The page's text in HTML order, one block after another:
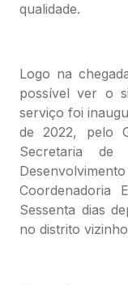
qualidade.
Logo na
possível ver o
serviço foi
de 2022, pelo
Secretaria
Coordenadoria
Sessenta dias
no distrito